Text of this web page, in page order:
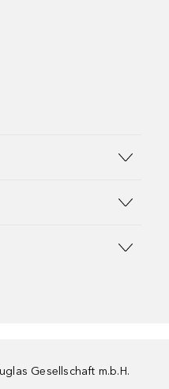
Gesellschaft m.b.H.